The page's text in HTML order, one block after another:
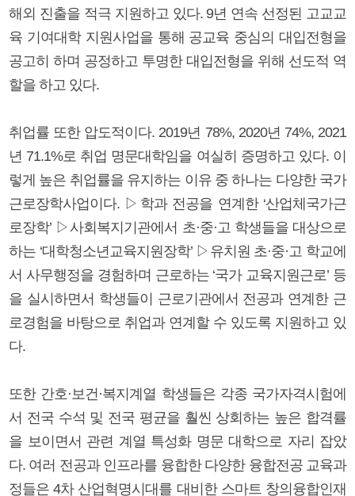
해외 진출을 적극 지원하고 있다. 9년 연속 선정된 고교교
육 기여대학 지원사업을 통해 공교육 중심의 대입전형을
공고히 하며 공정하고 투명한 대입전형을 위해 선도적 역
할을 하고 있다.
취업률 또한 압도적이다. 2019년 78%, 2020년 74%, 2021
년 71.1%로 취업 명문대학임을 여실히 증명하고 있다. 이
렇게 높은 취업률을 유지하는 이유 중 하나는 다양한 국가
근로장학사업이다. ▷학과 전공을 연계한 ‘산업체국가근
로장학’ ▷사회복지기관에서 초·중·고 학생들을 대상으로
하는 ‘대학청소년교육지원장학’ ▷유치원 초·중·고 학교에
서 사무행정을 경험하며 근로하는 ‘국가 교육지원근로’ 등
을 실시하면서 학생들이 근로기관에서 전공과 연계한 근
로경험을 바탕으로 취업과 연계할 수 있도록 지원하고 있
다.
또한 간호·보건·복지계열 학생들은 각종 국가자격시험에
서 전국 수석 및 전국 평균을 훨씬 상회하는 높은 합격률
을 보이면서 관련 계열 특성화 명문 대학으로 자리 잡았
다. 여러 전공과 인프라를 융합한 다양한 융합전공 교육과
정들은 4차 산업혁명시대를 대비한 스마트 창의융합인재